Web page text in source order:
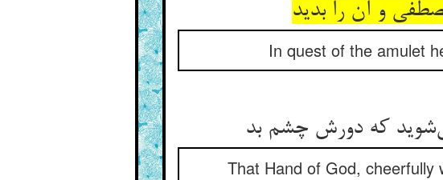
In quest of the amulet
That Hand of God,